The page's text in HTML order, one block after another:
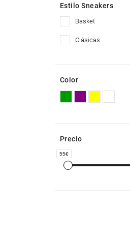
Estilo Sneakers
basket
clásicas
Color
Precio
55